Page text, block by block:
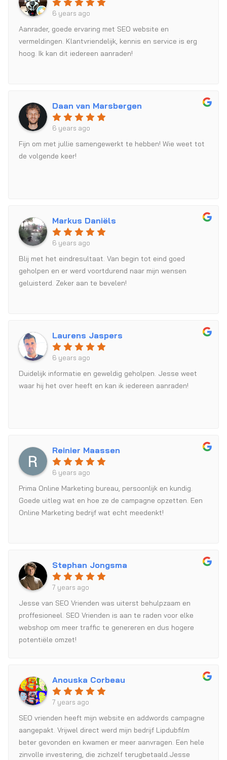
6 years ago
Aanrader, goede ervaring met SEO website en
vermeldingen. Klantvriendelijk, kennis en service is erg
hoog. Ik kan dit iedereen aanraden!
Daan van Marsbergen
6 years ago
Fijn om met jullie samengewerkt te hebben! Wie weet tot
de volgende keer!
Markus Daniëls
6 years ago
Blij met het eindresultaat. Van begin tot eind goed
geholpen en er werd voortdurend naar mijn wensen
geluisterd. Zeker aan te bevelen!
Laurens Jaspers
6 years ago
Duidelijk informatie en geweldig geholpen. Jesse weet
waar hij het over heeft en kan ik iedereen aanraden!
Reinier Maassen
6 years ago
Prima Online Marketing bureau, persoonlijk en kundig.
Goede uitleg wat en hoe ze de campagne opzetten. Een
Online Marketing bedrijf wat echt meedenkt!
Stephan Jongsma
7 years ago
Jesse van SEO Vrienden was uiterst behulpzaam en
proffesioneel. SEO Vrienden is aan te raden voor elke
webshop om meer traffic te genereren en dus hogere
potentiële omzet!
Anouska Corbeau
7 years ago
SEO vrienden heeft mijn website en addwords campagne
aangepakt. Vrijwel direct werd mijn bedrijf Lipdubfilm
beter gevonden en kwamen er meer aanvragen. Een hele
zinvolle investering, die zichzelf terugbetaald.Jesse